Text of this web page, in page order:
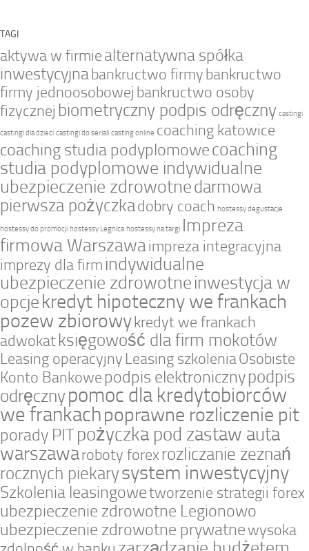
TAGI
aktywa w firmiealternatywna spółka
inwestycyjnabankructwo firmybankructwo
firmy jednoosobowej bankructwo osoby
fizycznej biometryczny podpis odręczny castingi
castingi dla dzieci castingi do seriali casting online coaching katowice
coaching studia podyplomowecoaching
studia podyplomowe indywidualne
ubezpieczenie zdrowotnedarmowa
pierwsza pożyczkadobry coach hostessy degustacje
hostessy do promocji hostessy Legnica hostessy na targi Impreza
firmowa Warszawaimpreza integracyjna
imprezy dla firm indywidualne
ubezpieczenie zdrowotneinwestycja w
opcjekredyt hipoteczny we frankach
pozew zbiorowykredyt we frankach
adwokatksięgowość dla firm mokotów
Leasing operacyjny Leasing szkoleniaOsobiste
Konto Bankowepodpis elektronicznypodpis
odręczny pomoc dla kredytobiorców
we frankachpoprawne rozliczenie pit
porady PITpożyczka pod zastaw auta
warszawaroboty forex rozliczanie zeznań
rocznych piekarysystem inwestycyjny
Szkolenia leasingowetworzenie strategii forex
ubezpieczenie zdrowotne Legionowo
ubezpieczenie zdrowotne prywatnewysoka